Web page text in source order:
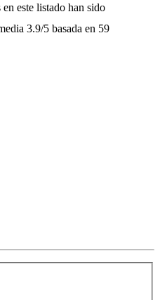
este listado han sido
3.9/5 basada en 59